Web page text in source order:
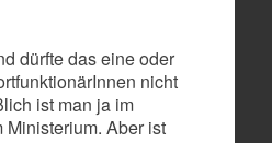
dürfte das eine oder
nicht
ist man ja im
Ministerium. Aber ist